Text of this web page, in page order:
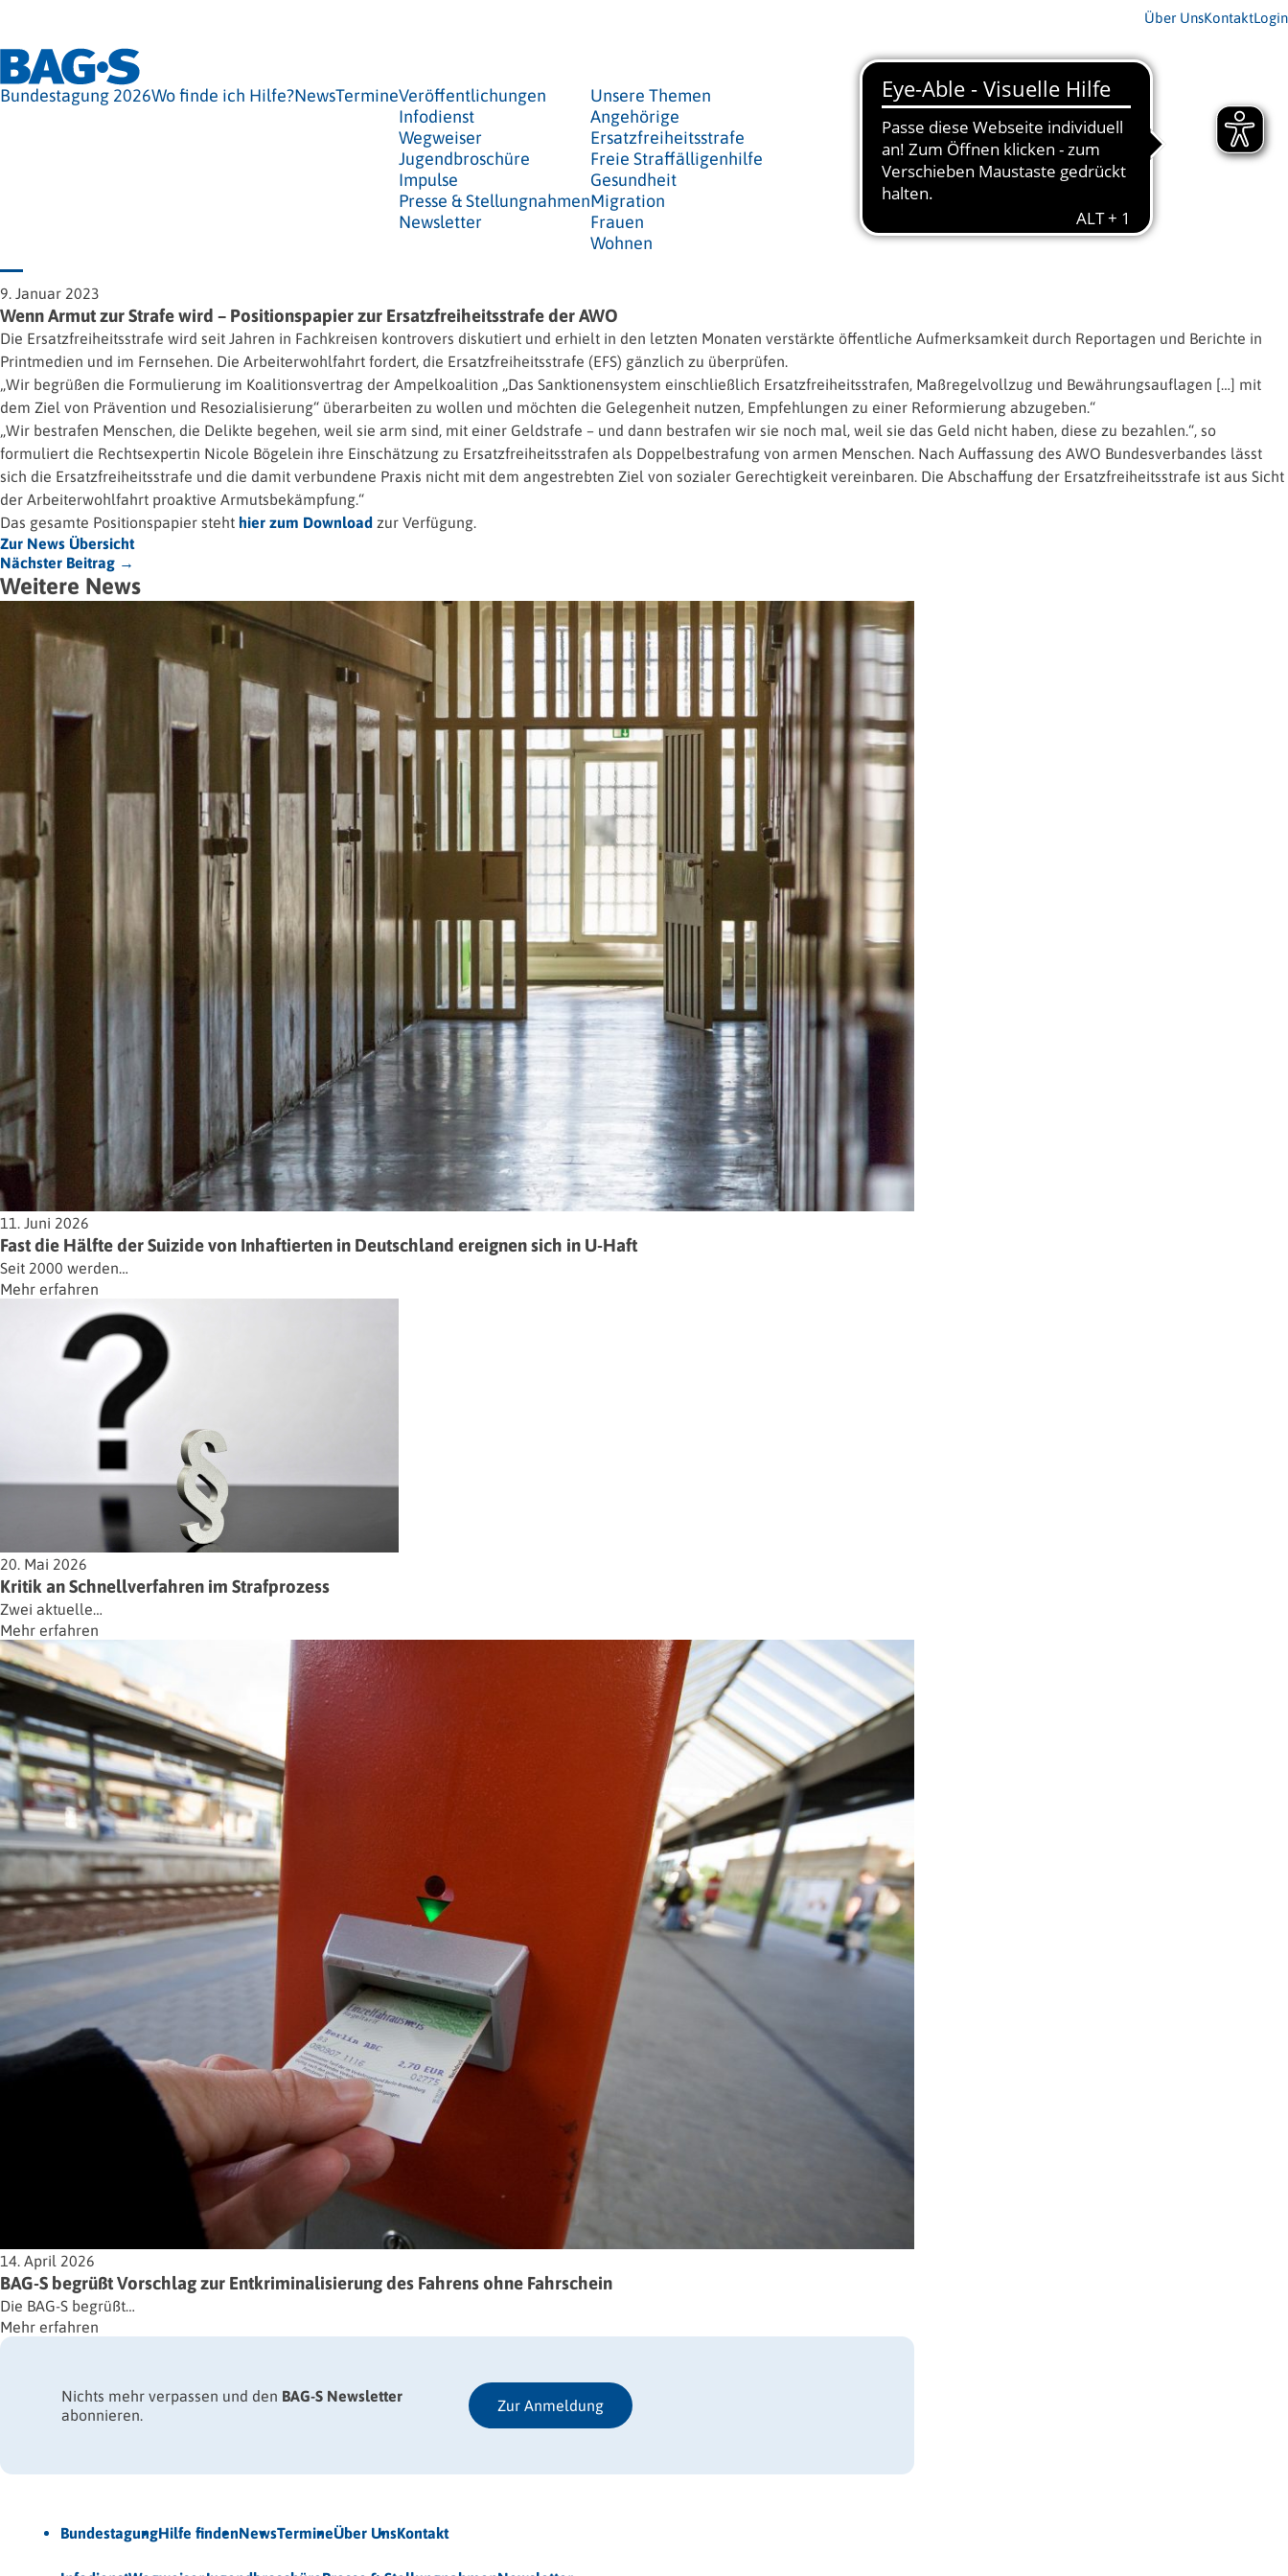
Über UnsKontaktLogin
Bundestagung 2026Wo finde ich Hilfe?NewsTermineVeröffentlichungen
Infodienst
Wegweiser
Jugendbroschüre
Impulse
Presse & Stellungnahmen
Newsletter
Unsere Themen
Angehörige
Ersatzfreiheitsstrafe
Freie Straffälligenhilfe
Gesundheit
Migration
Frauen
Wohnen
9. Januar 2023
Wenn Armut zur Strafe wird – Positionspapier zur Ersatzfreiheitsstrafe der AWO
Die Ersatzfreiheitsstrafe wird seit Jahren in Fachkreisen kontrovers diskutiert und erhielt in den letzten Monaten verstärkte öffentliche Aufmerksamkeit durch Reportagen und Berichte in
Printmedien und im Fernsehen. Die Arbeiterwohlfahrt fordert, die Ersatzfreiheitsstrafe (EFS) gänzlich zu überprüfen.
„Wir begrüßen die Formulierung im Koalitionsvertrag der Ampelkoalition „Das Sanktionensystem einschließlich Ersatzfreiheitsstrafen, Maßregelvollzug und Bewährungsauflagen […] mit
dem Ziel von Prävention und Resozialisierung“ überarbeiten zu wollen und möchten die Gelegenheit nutzen, Empfehlungen zu einer Reformierung abzugeben.“
„Wir bestrafen Menschen, die Delikte begehen, weil sie arm sind, mit einer Geldstrafe – und dann bestrafen wir sie noch mal, weil sie das Geld nicht haben, diese zu bezahlen.“, so
formuliert die Rechtsexpertin Nicole Bögelein ihre Einschätzung zu Ersatzfreiheitsstrafen als Doppelbestrafung von armen Menschen. Nach Auffassung des AWO Bundesverbandes lässt
sich die Ersatzfreiheitsstrafe und die damit verbundene Praxis nicht mit dem angestrebten Ziel von sozialer Gerechtigkeit vereinbaren. Die Abschaffung der Ersatzfreiheitsstrafe ist aus Sicht
der Arbeiterwohlfahrt proaktive Armutsbekämpfung.“
Das gesamte Positionspapier steht hier zum Download zur Verfügung.
Zur News Übersicht
Nächster Beitrag →
Weitere News
11. Juni 2026
Fast die Hälfte der Suizide von Inhaftierten in Deutschland ereignen sich in U-Haft
Seit 2000 werden…
Mehr erfahren
20. Mai 2026
Kritik an Schnellverfahren im Strafprozess
Zwei aktuelle…
Mehr erfahren
14. April 2026
BAG-S begrüßt Vorschlag zur Entkriminalisierung des Fahrens ohne Fahrschein
Die BAG-S begrüßt…
Mehr erfahren
Nichts mehr verpassen und den BAG-S Newsletter
abonnieren.
Zur Anmeldung
BundestagungHilfe findenNewsTermineÜber UnsKontakt